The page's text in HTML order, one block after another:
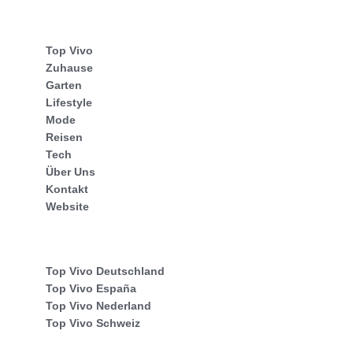
Top Vivo
Zuhause
Garten
Lifestyle
Mode
Reisen
Tech
Über Uns
Kontakt
Website
Top Vivo Deutschland
Top Vivo España
Top Vivo Nederland
Top Vivo Schweiz